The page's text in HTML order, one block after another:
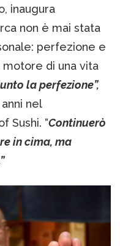
inaugura
non è mai stata
perfezione e
di una vita
la perfezione”,
nel
Sushi. “Continuerò
in cima, ma